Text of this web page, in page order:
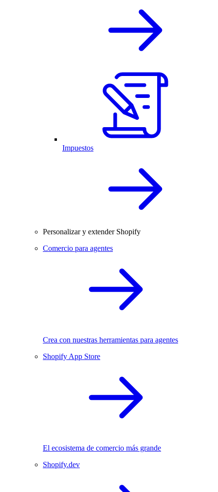
Impuestos
Personalizar y extender Shopify
Comercio para agentes
Crea con nuestras herramientas para agentes
Shopify App Store
El ecosistema de comercio más grande
Shopify.dev